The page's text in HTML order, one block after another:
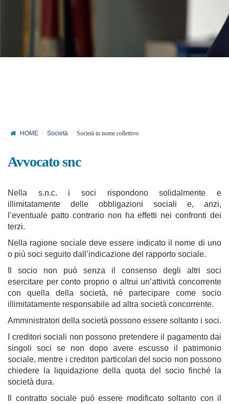
HOME Società Società in nome collettivo
Avvocato snc
Nella s.n.c. i soci rispondono solidalmente e
illimitatamente delle obbligazioni sociali e, anzi,
l’eventuale patto contrario non ha effetti nei confronti dei
terzi.
Nella ragione sociale deve essere indicato il nome di uno
o più soci seguito dall’indicazione del rapporto sociale.
Il socio non può senza il consenso degli altri soci
esercitare per conto proprio o altrui un’attività concorrente
con quella della società, né partecipare come socio
illimitatamente responsabile ad altra società concorrente.
Amministratori della società possono essere soltanto i soci.
I creditori sociali non possono pretendere il pagamento dai
singoli soci se non dopo avere escusso il patrimonio
sociale, mentre i creditori particolari del socio non possono
chiedere la liquidazione della quota del socio finché la
società dura.
Il contratto sociale può essere modificato soltanto con il